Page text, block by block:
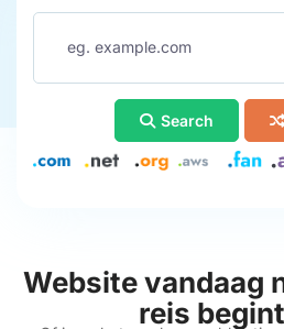
Search
Website vandaag
reis